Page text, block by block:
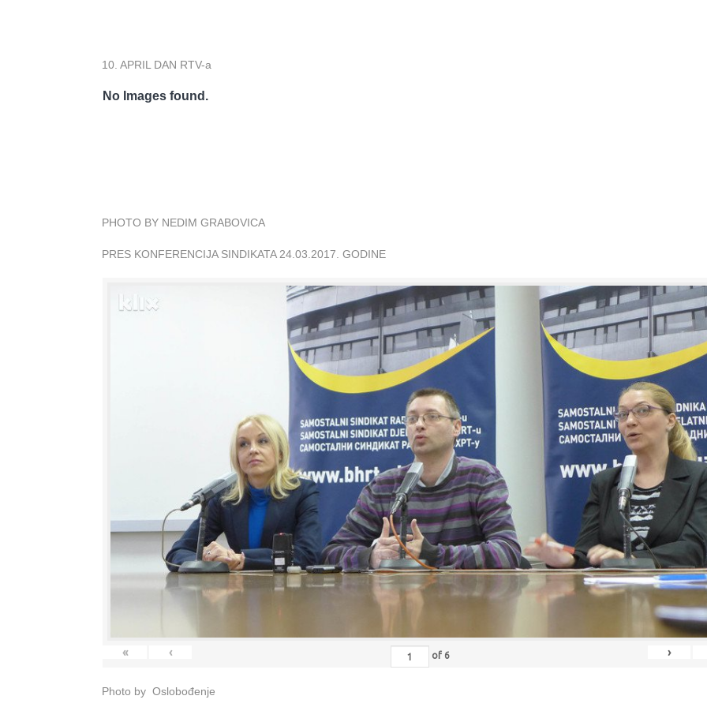
10. APRIL DAN RTV-a
No Images found.
PHOTO BY NEDIM GRABOVICA
PRES KONFERENCIJA SINDIKATA 24.03.2017. GODINE
« ‹ of 6 ›
Photo by Oslobođenje